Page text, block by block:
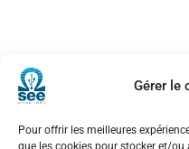
Gérer le
Pour offrir les meilleures
que les cookies pour stocker et/